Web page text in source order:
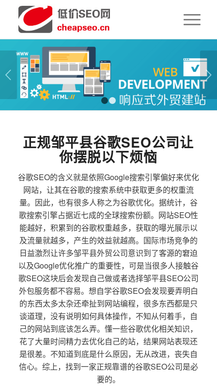
下一页
1 2
正规邹平县谷歌SEO公司让
你摆脱以下烦恼
谷歌SEO的含义就是依照Google搜索引擎偏好来优化
网站，让其在谷歌的搜索系统中获取更多的权重流
量。因此，也有很多人称之为谷歌优化。据统计，谷
歌搜索引擎占据近七成的全球搜索份额。网站SEO性
能越好，积累到的谷歌权重越多，获取的曝光展示以
及流量就越多，产生的效益就越高。国际市场竞争的
日益激烈让许多邹平县外贸公司意识到了客源的窘迫
以及Google优化推广的重要性，可是当很多人接触谷
歌SEO这块后会发现自己做或者选择邹平县SEO公司
外包服务都不容易。想自学谷歌SEO会发现要弄明白
的东西太多太杂还牵扯到网站编程，很多东西都是只
谈道理，没有说明如何具体操作，不知从何着手，自
己的网站到底该怎么弄。懂一些谷歌优化相关知识，
花了大量时间精力去优化自己的站，结果网站表现还
是很差。不知道到底是什么原因，无从改进，丧失自
信心。综上，找到一家正规靠谱的谷歌SEO公司是必
要的。